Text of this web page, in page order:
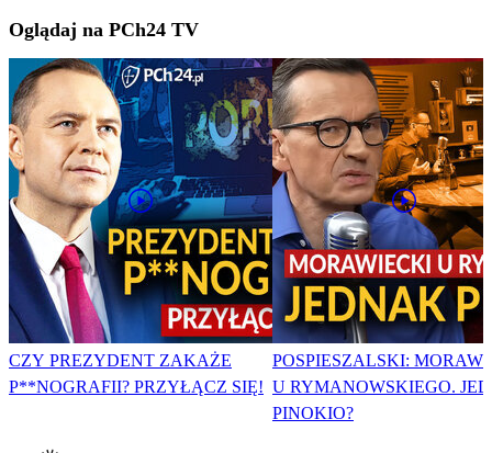
Oglądaj na PCh24 TV
CZY PREZYDENT ZAKAŻE
P**NOGRAFII? PRZYŁĄCZ SIĘ!
POSPIESZALSKI:
U RYMANOWSKIEGO.
PINOKIO?